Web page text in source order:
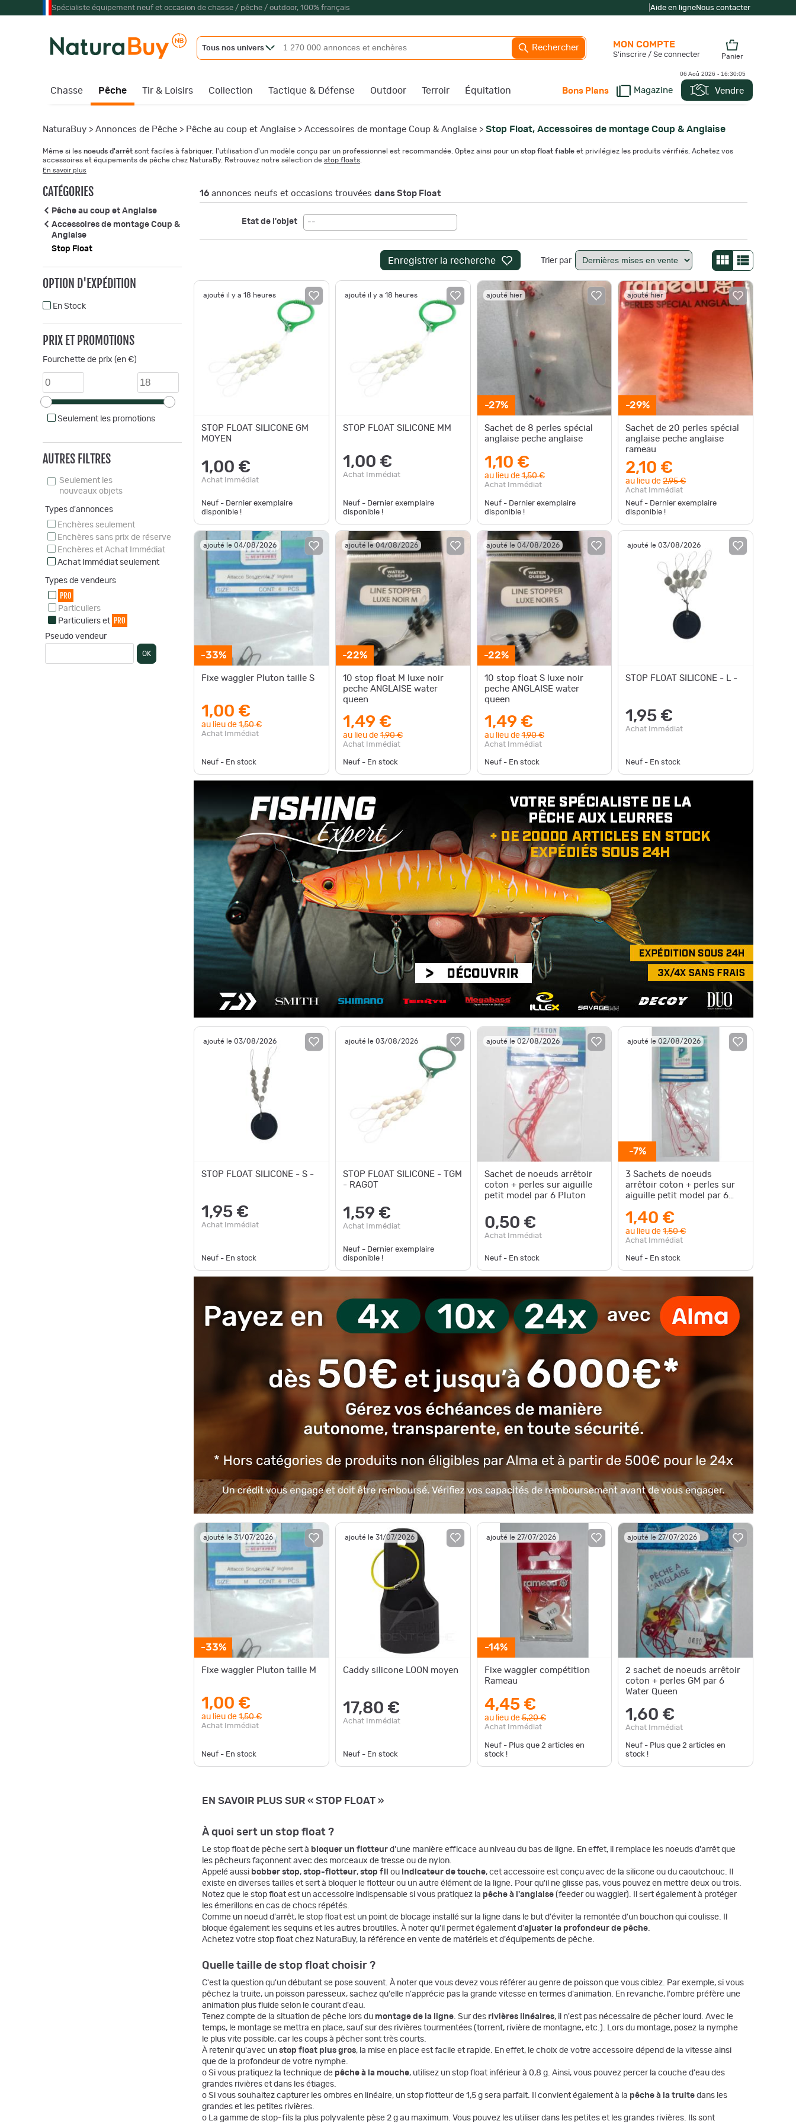
Spécialiste équipement neuf et occasion de chasse / pêche / outdoor, 100% français Aide en ligneNous contacter
Tous nos univers Rechercher
Chasse Pêche Tir & Loisirs Collection Tactique & Défense Outdoor Terroir Équitation Bons Plans Magazine Vendre
MON COMPTE
S'inscrire / Se connecter Panier
06 Aoû 2026 - 16:30:07
NaturaBuy > Annonces de Pêche > Pêche au coup et Anglaise > Accessoires de montage Coup & Anglaise > Stop Float, Accessoires de montage Coup & Anglaise
Même si les noeuds d'arrêt sont faciles à fabriquer, l'utilisation d'un modèle conçu par un professionnel est recommandée. Optez ainsi pour un stop float fiable et privilégiez les produits vérifiés. Achetez vos
accessoires et équipements de pêche chez NaturaBy. Retrouvez notre sélection de stop floats
En savoir plus
CATÉGORIES
Pêche au coup et Anglaise
Accessoires de montage Coup &
Anglaise
Stop Float
OPTION D'EXPÉDITION
En Stock
PRIX ET PROMOTIONS
Fourchette de prix (en €)
Seulement les promotions
AUTRES FILTRES
Seulement les
nouveaux objets
Types d'annonces
Enchères seulement
Enchères sans prix de réserve
Enchères et Achat Immédiat
Achat Immédiat seulement
Types de vendeurs
PRO
Particuliers
Particuliers et PRO
Pseudo vendeur
OK
16 annonces neufs et occasions trouvées dans Stop Float
Etat de l'objet --
Enregistrer la recherche Trier par
ajouté il y a 18 heures
STOP FLOAT SILICONE GM
MOYEN
1,00 €
Achat Immédiat
Neuf - Dernier exemplaire
disponible !
ajouté il y a 18 heures
STOP FLOAT SILICONE MM
1,00 €
Achat Immédiat
Neuf - Dernier exemplaire
disponible !
ajouté hier
-27%
Sachet de 8 perles spécial
anglaise peche anglaise
1,10 €
au lieu de1,50 €
Achat Immédiat
Neuf - Dernier exemplaire
disponible !
ajouté hier
-29%
Sachet de 20 perles spécial
anglaise peche anglaise
rameau
2,10 €
au lieu de2,95 €
Achat Immédiat
Neuf - Dernier exemplaire
disponible !
ajouté le 04/08/2026
-33%
Fixe waggler Pluton taille S
1,00 €
au lieu de 1,50 €
Achat Immédiat
Neuf - En stock
ajouté le 04/08/2026
-22%
10 stop float M luxe noir
peche ANGLAISE water
queen
1,49 €
au lieu de1,90 €
Achat Immédiat
Neuf - En stock
ajouté le 04/08/2026
-22%
10 stop float S luxe noir
peche ANGLAISE water
queen
1,49 €
au lieu de1,90 €
Achat Immédiat
Neuf - En stock
ajouté le 03/08/2026
STOP FLOAT SILICONE - L -
1,95 €
Achat Immédiat
Neuf - En stock
ajouté le 03/08/2026
STOP FLOAT SILICONE - S -
1,95 €
Achat Immédiat
Neuf - En stock
ajouté le 03/08/2026
STOP FLOAT SILICONE - TGM
- RAGOT
1,59 €
Achat Immédiat
Neuf - Dernier exemplaire
disponible !
ajouté le 02/08/2026
Sachet de noeuds arrêtoir
coton + perles sur aiguille
petit model par 6 Pluton
0,50 €
Achat Immédiat
Neuf - En stock
ajouté le 02/08/2026
-7%
3 Sachets de noeuds
arrêtoir coton + perles sur
aiguille petit model par 6
1,40 €
au lieu de1,50 €
Achat Immédiat
Neuf - En stock
ajouté le 31/07/2026
-33%
Fixe waggler Pluton taille M
1,00 €
au lieu de 1,50 €
Achat Immédiat
Neuf - En stock
ajouté le 31/07/2026
Caddy silicone LOON moyen
17,80 €
Achat Immédiat
Neuf - En stock
ajouté le 27/07/2026
-14%
Fixe waggler compétition
Rameau
4,45 €
au lieu de5,20 €
Achat Immédiat
Neuf - Plus que 2 articles en
stock !
ajouté le 27/07/2026
2 sachet de noeuds arrêtoir
coton + perles GM par 6
Water Queen
1,60 €
Achat Immédiat
Neuf - Plus que2 articles en
stock !
EN SAVOIR PLUS SUR « STOP FLOAT »
À quoi sert un stop float ?
Le stop float de pêche sert à bloquer un flotteur d'une manière efficace au niveau du bas de ligne. En effet, il remplace les noeuds d'arrêt que
les pêcheurs façonnent avec des morceaux de tresse ou de nylon.
Appelé aussi bobber stop, stop-flotteur, stop fil ou indicateur de touche, cet accessoire est conçu avec de la silicone ou du caoutchouc. Il
existe en diverses tailles et sert à bloquer le flotteur ou un autre élément de la ligne. Pour qu'il ne glisse pas, vous pouvez en mettre deux ou trois.
Notez que le stop float est un accessoire indispensable si vous pratiquez la pêche à l'anglaise (feeder ou waggler). Il sert également à protéger
les émerillons en cas de chocs répétés.
Comme un noeud d'arrêt, le stop float est un point de blocage installé sur la ligne dans le but d'éviter la remontée d'un bouchon qui coulisse. Il
bloque également les sequins et les autres broutilles. À noter qu'il permet également d'ajuster la profondeur de pêche.
Achetez votre stop float chez NaturaBuy, la référence en vente de matériels et d'équipements de pêche.
Quelle taille de stop float choisir ?
C'est la question qu'un débutant se pose souvent. À noter que vous devez vous référer au genre de poisson que vous ciblez. Par exemple, si vous
pêchez la truite, un poisson paresseux, sachez qu'elle n'apprécie pas la grande vitesse en termes d'animation. En revanche, l'ombre préfère une
animation plus fluide selon le courant d'eau.
Tenez compte de la situation de pêche lors du montage de la ligne. Sur des rivières linéaires, il n'est pas nécessaire de pêcher lourd. Avec le
temps, le montage se mettra en place, sauf sur des rivières tourmentées (torrent, rivière de montagne, etc.). Lors du montage, posez la nymphe
le plus vite possible, car les coups à pêcher sont très courts.
À retenir qu'avec un stop float plus gros, la mise en place est facile et rapide. En effet, le choix de votre accessoire dépend de la vitesse ainsi
que de la profondeur de votre nymphe.
o Si vous pratiquez la technique de pêche à la mouche, utilisez un stop float inférieur à 0,8 g. Ainsi, vous pouvez percer la couche d'eau des
grandes rivières et dans les étiages.
o Si vous souhaitez capturer les ombres en linéaire, un stop flotteur de 1,5 g sera parfait. Il convient également à la pêche à la truite dans les
grandes et les petites rivières.
o La gamme de stop-fils la plus polyvalente pèse 2 g au maximum. Vous pouvez les utiliser dans les petites et les grandes rivières. Ils sont